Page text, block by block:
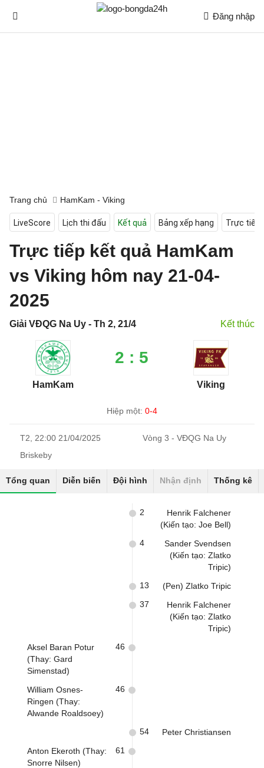
Đăng nhập
Trang chủ HamKam - Viking
LiveScore Lịch thi đấu Kết quả Bảng xếp hạng Trực tiếp
Trực tiếp kết quả HamKam
vs Viking hôm nay 21-04-
2025
Giải VĐQG Na Uy - Th 2, 21/4 Kết thúc
HamKam
2 : 5
Viking
Hiệp một: 0-4
T2, 22:00 21/04/2025
Vòng 3 - VĐQG Na Uy
Briskeby
Tổng quan Diễn biến Đội hình Nhận định Thống kê
Henrik Falchener
(Kiến tạo: Joe Bell)
2
Sander Svendsen
(Kiến tạo: Zlatko
Tripic)
4
(Pen) Zlatko Tripic
13
Henrik Falchener
(Kiến tạo: Zlatko
Tripic)
37
Aksel Baran Potur
(Thay: Gard
Simenstad)
46
William Osnes-
Ringen (Thay:
Alwande Roaldsoey)
46
Peter Christiansen
54
Anton Ekeroth (Thay:
Snorre Nilsen)
61